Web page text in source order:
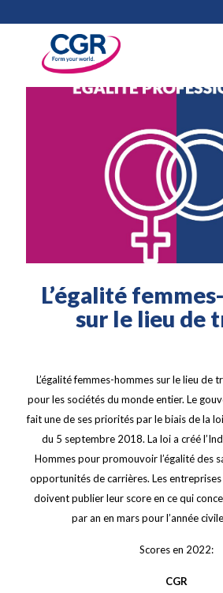
L’égalité
sur le lieu de
L’égalité femmes-hommes sur le lieu de
pour les sociétés du monde entier. Le
fait une de ses priorités par le biais de la
du 5 septembre 2018. La loi a créé
Hommes pour promouvoir l’égalité des
opportunités de carrières. Les
doivent publier leur score en ce qui
par an en mars pour l’année
Scores en 2022:
CGR